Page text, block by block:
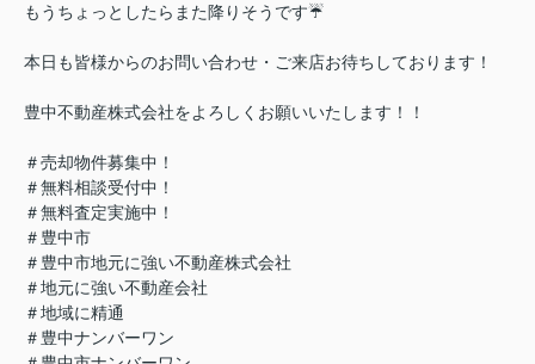
もうちょっとしたらまた降りそうです☔
本日も皆様からのお問い合わせ・ご来店お待ちしております！
豊中不動産株式会社をよろしくお願いいたします！！
＃売却物件募集中！
＃無料相談受付中！
＃無料査定実施中！
＃豊中市
＃豊中市地元に強い不動産株式会社
＃地元に強い不動産会社
＃地域に精通
＃豊中ナンバーワン